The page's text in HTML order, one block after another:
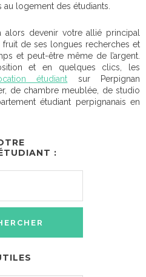
logement des étudiants.
alors devenir votre allié principal
fruit de ses longues recherches et
et peut-être même de l’argent.
et en quelques clics, les
étudiant sur Perpignan
de chambre meublée, de studio
étudiant perpignanais en
: